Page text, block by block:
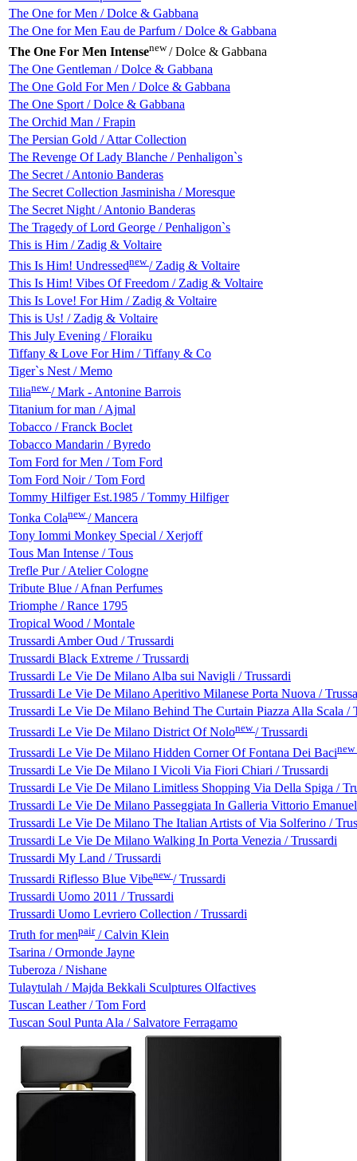
The One for Men / Dolce & Gabbana
The One for Men Eau de Parfum / Dolce & Gabbana
The One For Men Intensenew/ Dolce & Gabbana
The One Gentleman / Dolce & Gabbana
The One Gold For Men / Dolce & Gabbana
The One Sport / Dolce & Gabbana
The Orchid Man / Frapin
The Persian Gold / Attar Collection
The Revenge Of Lady Blanche / Penhaligon`s
The Secret / Antonio Banderas
The Secret Collection Jasminisha / Moresque
The Secret Night / Antonio Banderas
The Tragedy of Lord George / Penhaligon`s
This is Him / Zadig & Voltaire
This Is Him! Undressednew/ Zadig & Voltaire
This Is Him! Vibes Of Freedom / Zadig & Voltaire
This Is Love! For Him / Zadig & Voltaire
This is Us! / Zadig & Voltaire
This July Evening / Floraiku
Tiffany & Love For Him / Tiffany & Co
Tiger`s Nest / Memo
Tilianew/ Mark - Antonine Barrois
Titanium for man / Ajmal
Tobacco / Franck Boclet
Tobacco Mandarin / Byredo
Tom Ford for Men / Tom Ford
Tom Ford Noir / Tom Ford
Tommy Hilfiger Est.1985 / Tommy Hilfiger
Tonka Colanew/ Mancera
Tony Iommi Monkey Special / Xerjoff
Tous Man Intense / Tous
Trefle Pur / Atelier Cologne
Tribute Blue / Afnan Perfumes
Triomphe / Rance 1795
Tropical Wood / Montale
Trussardi Amber Oud / Trussardi
Trussardi Black Extreme / Trussardi
Trussardi Le Vie De Milano Alba sui Navigli / Trussardi
Trussardi Le Vie De Milano Aperitivo Milanese Porta Nuova /
Trussardi Le Vie De Milano Behind The Curtain Piazza Alla Scala /
Trussardi Le Vie De Milano District Of Nolonew/ Trussardi
Trussardi Le Vie De Milano Hidden Corner Of Fontana Dei Bacinew
Trussardi Le Vie De Milano I Vicoli Via Fiori Chiari / Trussardi
Trussardi Le Vie De Milano Limitless Shopping Via Della Spiga /
Trussardi Le Vie De Milano Passeggiata In Galleria Vittorio
Trussardi Le Vie De Milano The Italian Artists of Via Solferino /
Trussardi Le Vie De Milano Walking In Porta Venezia / Trussardi
Trussardi My Land / Trussardi
Trussardi Riflesso Blue Vibenew/ Trussardi
Trussardi Uomo 2011 / Trussardi
Trussardi Uomo Levriero Collection / Trussardi
Truth for menpair/ Calvin Klein
Tsarina / Ormonde Jayne
Tuberoza / Nishane
Tulaytulah / Majda Bekkali Sculptures Olfactives
Tuscan Leather / Tom Ford
Tuscan Soul Punta Ala / Salvatore Ferragamo